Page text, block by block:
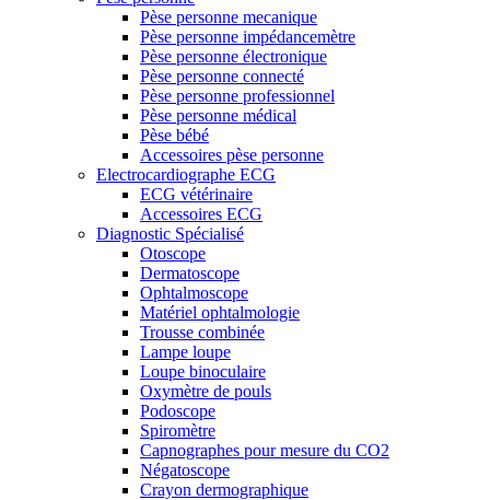
Pèse personne mecanique
Pèse personne impédancemètre
Pèse personne électronique
Pèse personne connecté
Pèse personne professionnel
Pèse personne médical
Pèse bébé
Accessoires pèse personne
Electrocardiographe ECG
ECG vétérinaire
Accessoires ECG
Diagnostic Spécialisé
Otoscope
Dermatoscope
Ophtalmoscope
Matériel ophtalmologie
Trousse combinée
Lampe loupe
Loupe binoculaire
Oxymètre de pouls
Podoscope
Spiromètre
Capnographes pour mesure du CO2
Négatoscope
Crayon dermographique